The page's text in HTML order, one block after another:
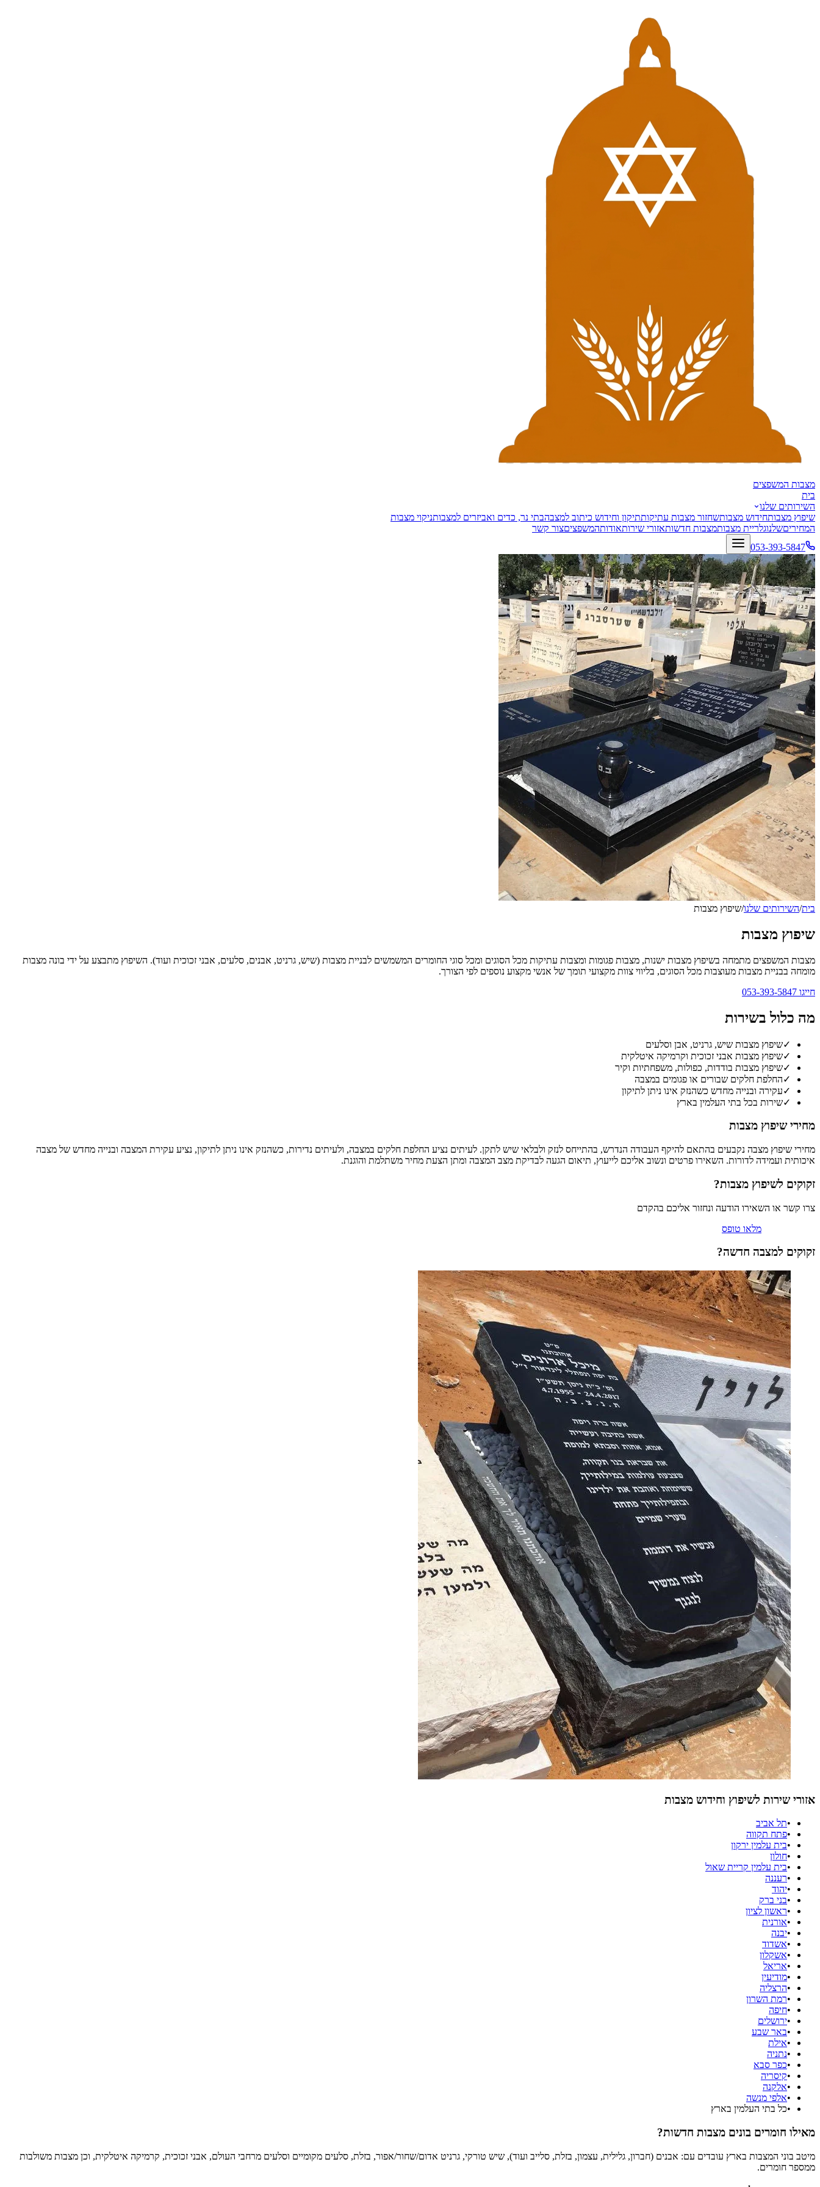
מצבות המשפצים
בית
השירותים שלנו
שיפוץ מצבותחידוש מצבותשחזור מצבות עתיקותתיקון וחידוש כיתוב למצבהבתי נר, כדים ואביזרים למצבותניקוי מצבות
המחיריםשלנוגלריית מצבותמצבות חדשותאזורי שירותאודותהמשפציםצור קשר
053-393-5847
בית/השירותים שלנו/שיפוץ מצבות
שיפוץ מצבות
מצבות המשפצים מתמחה בשיפוץ מצבות ישנות, מצבות פגומות ומצבות עתיקות מכל הסוגים ומכל סוגי החומרים המשמשים לבניית מצבות (שיש, גרניט, אבנים, סלעים, אבני זכוכית ועוד). השיפוץ מתבצע על ידי בונה מצבות
מומחה בבניית מצבות מעוצבות מכל הסוגים, בליווי צוות מקצועי תומך של אנשי מקצוע נוספים לפי הצורך.
חייגו 053-393-5847
מה כלול בשירות
✓שיפוץ מצבות שיש, גרניט, אבן וסלעים
✓שיפוץ מצבות אבני זכוכית וקרמיקה איטלקית
✓שיפוץ מצבות בודדות, כפולות, משפחתיות וקיר
✓החלפת חלקים שבורים או פגומים במצבה
✓עקירה ובנייה מחדש כשהנזק אינו ניתן לתיקון
✓שירות בכל בתי העלמין בארץ
מחירי שיפוץ מצבות
מחירי שיפוץ מצבה נקבעים בהתאם להיקף העבודה הנדרש, בהתייחס לנזק ולבלאי שיש לתקן. לעיתים נציע החלפת חלקים במצבה, ולעיתים נדירות, כשהנזק אינו ניתן לתיקון, נציע עקירת המצבה ובנייה מחדש של מצבה
איכותית ועמידה לדורות. השאירו פרטים ונשוב אליכם לייעוץ, תיאום הגעה לבדיקת מצב המצבה ומתן הצעת מחיר משתלמת והוגנת.
זקוקים לשיפוץ מצבות?
צרו קשר או השאירו הודעה ונחזור אליכם בהקדם
מלאו טופס
זקוקים למצבה חדשה?
אזורי שירות לשיפוץ וחידוש מצבות
•תל אביב
•פתח תקווה
•בית עלמין ירקון
•חולון
•בית עלמין קריית שאול
•רעננה
•יהוד
•בני ברק
•ראשון לציון
•אורנית
•יבנה
•אשדוד
•אשקלון
•אריאל
•מודיעין
•הרצליה
•רמת השרון
•חיפה
•ירושלים
•באר שבע
•אילת
•נתניה
•כפר סבא
•קיסריה
•אלקנה
•אלפי מנשה
•כל בתי העלמין בארץ
מאילו חומרים בונים מצבות חדשות?
מיטב בוני המצבות בארץ עובדים עם: אבנים (חברון, גלילית, עצמון, בזלת, סלייב ועוד), שיש טורקי, גרניט אדום/שחור/אפור, בזלת, סלעים מקומיים וסלעים מרחבי העולם, אבני זכוכית, קרמיקה איטלקית, וכן מצבות משולבות
ממספר חומרים.